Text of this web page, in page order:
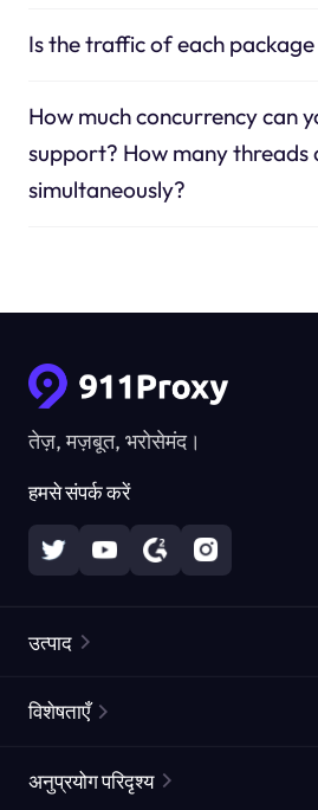
Is the traffic of each
How much concurrency can
support? How many threads
simultaneously?
तेज़, मज़बूत, भरोसेमंद।
हमसे संपर्क करें
उत्पाद
स्थैतिक रेज़िडेंशियल प्रॉक्सीज़
विशेषताएँ
प्रॉक्सी चेकर
अनुप्रयोग परिदृश्य